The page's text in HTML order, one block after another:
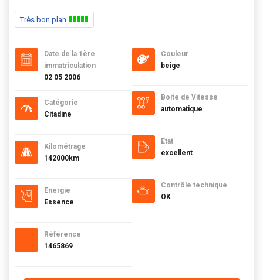
Très bon plan
Date de la 1ère
immatriculation
02 05 2006
Catégorie
Citadine
Kilométrage
142000km
Energie
Essence
Référence
1465869
Couleur
beige
Boite de Vitesse
automatique
Etat
excellent
Contrôle technique
OK